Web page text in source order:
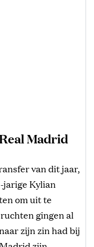
Madrid
van dit jaar,
jarige Kylian
om uit te
gingen al
zijn zin had bij